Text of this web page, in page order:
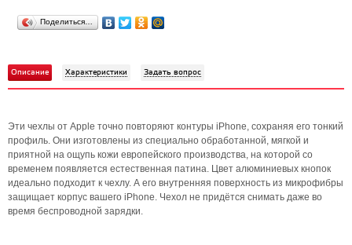
Поделиться…
Описание Характеристики Задать вопрос
Эти чехлы от Apple точно повторяют контуры iPhone, сохраняя его тонкий
профиль. Они изготовлены из специально обработанной, мягкой и
приятной на ощупь кожи европейского производства, на которой со
временем появляется естественная патина. Цвет алюминиевых кнопок
идеально подходит к чехлу. А его внутренняя поверхность из микрофибры
защищает корпус вашего iPhone. Чехол не придётся снимать даже во
время беспроводной зарядки.